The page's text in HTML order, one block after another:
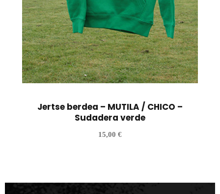
Jertse berdea – MUTILA / CHICO –
Sudadera verde
15,00 €